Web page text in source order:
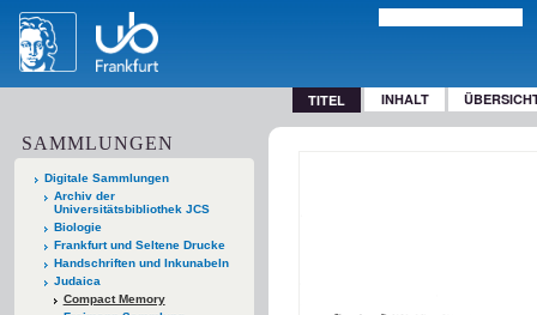
TITEL INHALT
SAMMLUNGEN
Digitale Sammlungen
Archiv der
Universitätsbibliothek JCS
Biologie
Frankfurt und Seltene Drucke
Handschriften und Inkunabeln
Judaica
Compact Memory